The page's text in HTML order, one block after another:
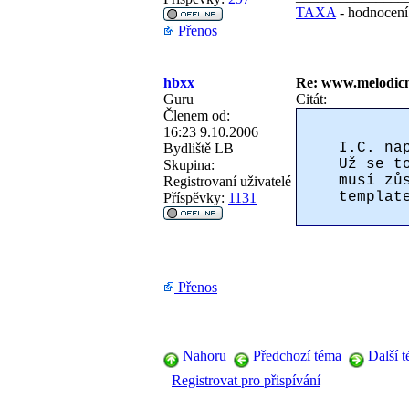
TAXA -
Přenos
hbxx
Re:
Guru
Členem od:
16:23 9.10.2006
Bydliště LB
Skupina:
Registrovaní uživatelé
Příspěvky: 1131
Citát:
I.C.
Už se
musí
Přenos
Nahoru Předchozí téma
Další
Registrovat pro přispívání